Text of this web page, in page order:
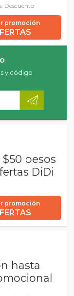
Descuento
promoción
y código
$50 pesos
DiDi
promoción
hasta